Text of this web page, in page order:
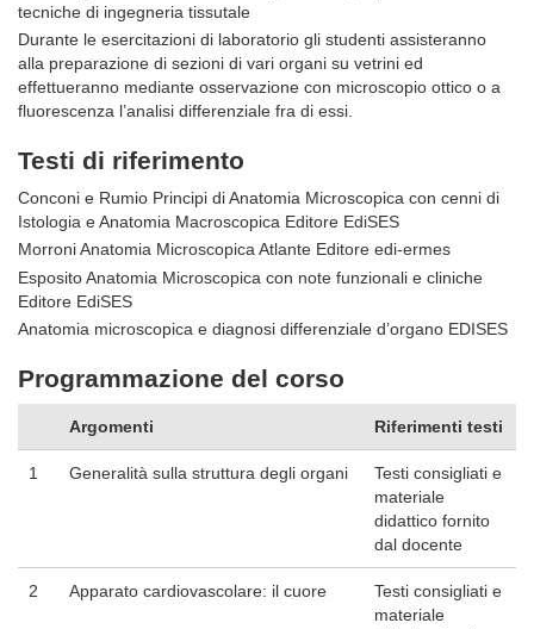
tecniche di ingegneria tissutale
Durante le esercitazioni di laboratorio gli studenti assisteranno
alla preparazione di sezioni di vari organi su vetrini ed
effettueranno mediante osservazione con microscopio ottico o a
fluorescenza l’analisi differenziale fra di essi.
Testi di riferimento
Conconi e Rumio Principi di Anatomia Microscopica con cenni di
Istologia e Anatomia Macroscopica Editore EdiSES
Morroni Anatomia Microscopica Atlante Editore edi-ermes
Esposito Anatomia Microscopica con note funzionali e cliniche
Editore EdiSES
Anatomia microscopica e diagnosi differenziale d’organo EDISES
Programmazione del corso
Argomenti Riferimenti testi
1 Generalità sulla struttura degli organi
Testi consigliati e
materiale
didattico fornito
dal docente
2 Apparato cardiovascolare: il cuore
Testi consigliati e
materiale